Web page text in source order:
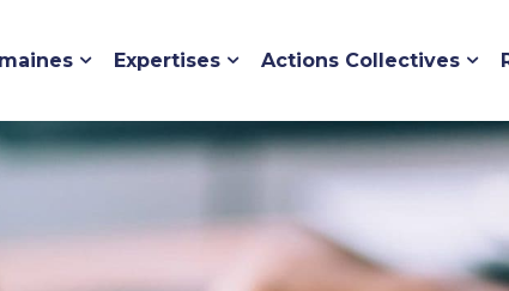
Expertises Actions Collectives